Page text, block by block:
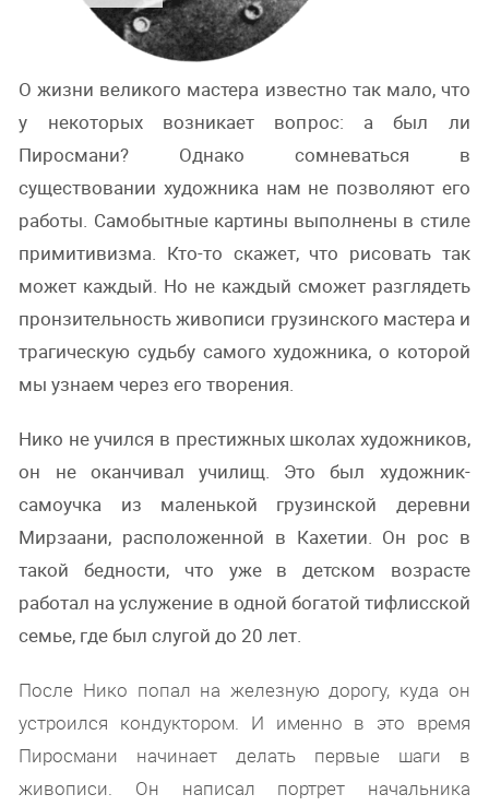
О жизни великого мастера известно так мало, что
у некоторых возникает вопрос: а был ли
Пиросмани? Однако сомневаться в
существовании художника нам не позволяют его
работы. Самобытные картины выполнены в стиле
примитивизма. Кто-то скажет, что рисовать так
может каждый. Но не каждый сможет разглядеть
пронзительность живописи грузинского мастера и
трагическую судьбу самого художника, о которой
мы узнаем через его творения.
Нико не учился в престижных школах художников,
он не оканчивал училищ. Это был художник-
самоучка из маленькой грузинской деревни
Мирзаани, расположенной в Кахетии. Он рос в
такой бедности, что уже в детском возрасте
работал на услужение в одной богатой тифлисской
семье, где был слугой до 20 лет.
После Нико попал на железную дорогу, куда он
устроился кондуктором. И именно в это время
Пиросмани начинает делать первые шаги в
живописи. Он написал портрет начальника